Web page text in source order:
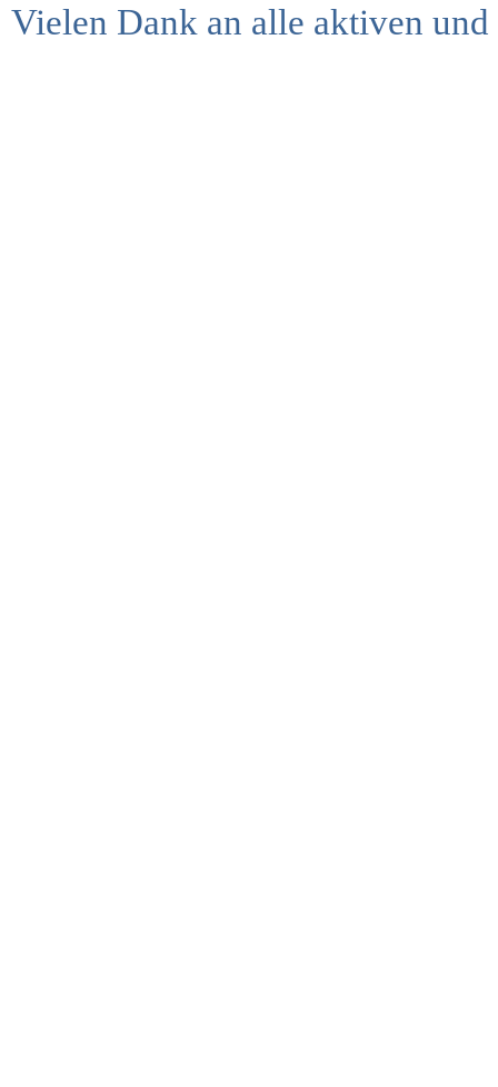
Vielen Dank an alle aktiven